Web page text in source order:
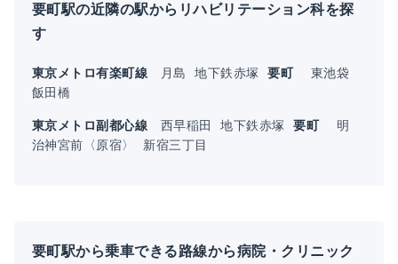
要町駅の近隣の駅からリハビリテーション科を探
す
東京メトロ有楽町線 月島 地下鉄赤塚 要町
東池袋
飯田橋
東京メトロ副都心線 西早稲田 地下鉄赤塚 要町
明
治神宮前〈原宿〉
新宿三丁目
要町駅から乗車できる路線から病院・クリニック